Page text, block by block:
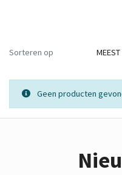
Sorteren op
Geen producten